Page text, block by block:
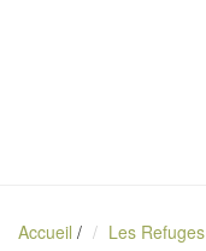
Accueil / Les Refuges